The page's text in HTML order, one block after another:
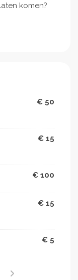
komen?
€ 50
€ 15
€ 100
€ 15
€ 5